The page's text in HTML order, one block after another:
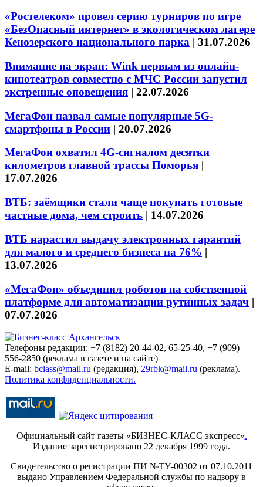
«Ростелеком» провел серию турниров по игре
«БезОпасный интернет» в экологическом лагере
Кенозерского национального парка | 31.07.2026
Внимание на экран: Wink первым из онлайн-
кинотеатров совместно с МЧС России запустил
экстренные оповещения | 22.07.2026
МегаФон назвал самые популярные 5G-
смартфоны в России | 20.07.2026
МегаФон охватил 4G-сигналом десятки
километров главной трассы Поморья |
17.07.2026
ВТБ: заёмщики стали чаще покупать готовые
частные дома, чем строить | 14.07.2026
ВТБ нарастил выдачу электронных гарантий
для малого и среднего бизнеса на 76% |
13.07.2026
«МегаФон» объединил роботов на собственной
платформе для автоматизации рутинных задач |
07.07.2026
Телефоны редакции: +7 (8182) 20-44-02, 65-25-40, +7 (909)
556-2850 (реклама в газете и на сайте)
E-mail: bclass@mail.ru (редакция), 29rbk@mail.ru (реклама).
Политика конфиденциальности.
Официальный сайт газеты «БИЗНЕС-КЛАСС экспресс».
Издание зарегистрировано 22 декабря 1999 года.
Свидетельство о регистрации ПИ №ТУ-00302 от 07.10.2011
выдано Управлением Федеральной службы по надзору в